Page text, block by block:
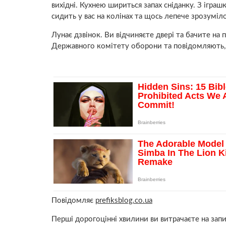
вихідні. Кухнею шириться запах сніданку. З
сидить у вас на колінах та щось лепече
Лунає дзвінок. Ви відчиняєте двері та бачите
Державного комітету оборони та
Повідомляє prefiksblog.co.ua
Перші дорогоцінні хвилини ви витрачаєте на